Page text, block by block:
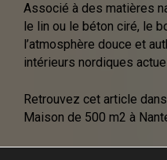
Associé à des matières
le lin ou le béton ciré, le
l’atmosphère douce et
intérieurs nordiques
Retrouvez cet article
Maison de 500 m2 à